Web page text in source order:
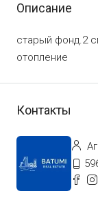
Описание
старый фонд.2
отопление
Контакты